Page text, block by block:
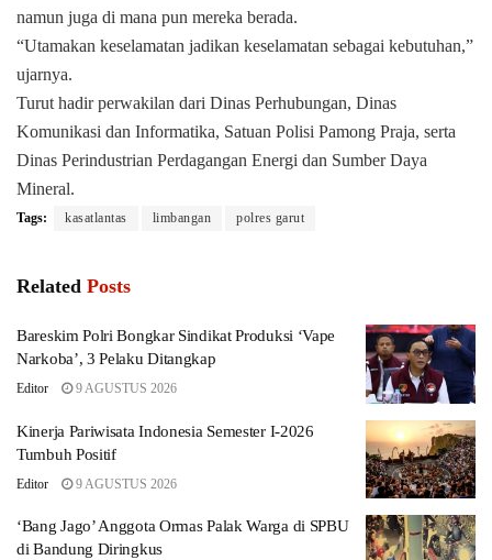
namun juga di mana pun mereka berada.
“Utamakan keselamatan jadikan keselamatan sebagai kebutuhan,”
ujarnya.
Turut hadir perwakilan dari Dinas Perhubungan, Dinas
Komunikasi dan Informatika, Satuan Polisi Pamong Praja, serta
Dinas Perindustrian Perdagangan Energi dan Sumber Daya
Mineral.
Tags: kasatlantas limbangan polres garut
Related Posts
Bareskim Polri Bongkar Sindikat Produksi ‘Vape
Narkoba’, 3 Pelaku Ditangkap
Editor 9 AGUSTUS 2026
Kinerja Pariwisata Indonesia Semester I-2026
Tumbuh Positif
Editor 9 AGUSTUS 2026
‘Bang Jago’ Anggota Ormas Palak Warga di SPBU
di Bandung Diringkus